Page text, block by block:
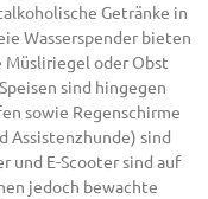
Getränke in
Wasserspender bieten
Müsliriegel oder Obst
sind hingegen
sowie Regenschirme
Assistenzhunde) sind
und E-Scooter sind auf
jedoch bewachte